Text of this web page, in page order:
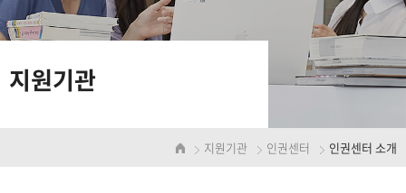
지원기관
지원기관 인권센터 인권센터 소개